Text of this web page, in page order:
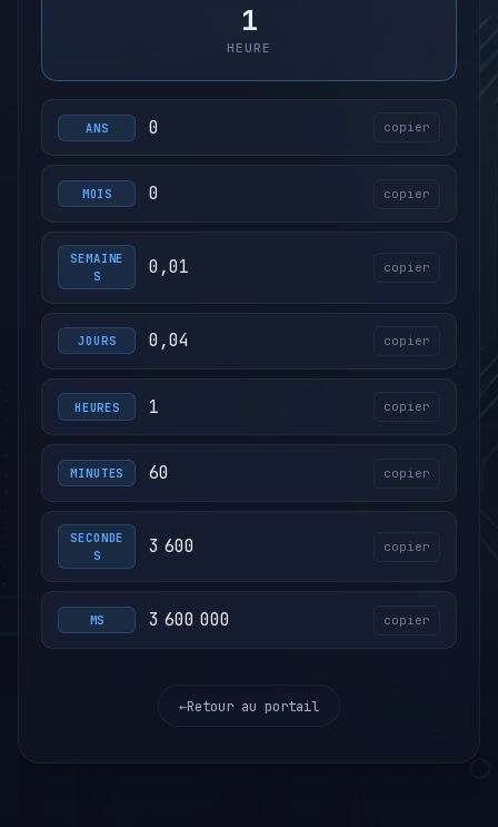
1
HEURE
ANS 0 copier
MOIS 0 copier
SEMAINE
S
0,01 copier
JOURS 0,04 copier
HEURES 1 copier
MINUTES 60 copier
SECONDE
S
3 600 copier
MS 3 600 000 copier
←Retour au portail